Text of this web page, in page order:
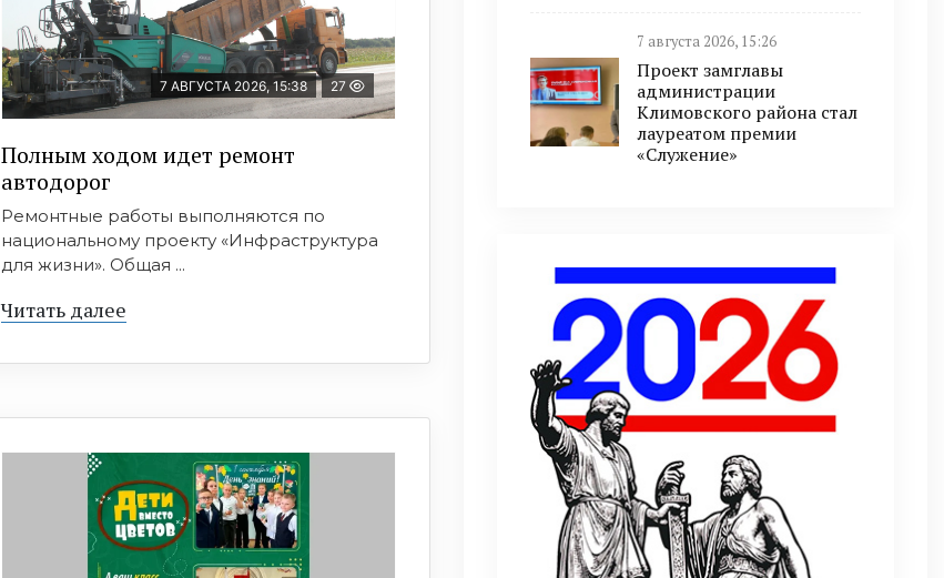
7 АВГУСТА 2026, 15:38 27
Полным ходом идет ремонт
автодорог
Ремонтные работы выполняются по
национальному проекту «Инфраструктура
для жизни». Общая ...
Читать далее
7 августа 2026, 15:26
Проект замглавы
администрации
Климовского района стал
лауреатом премии
«Служение»